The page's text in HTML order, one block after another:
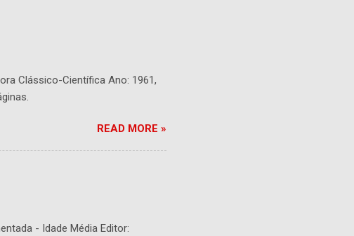
Clássico-Científica Ano: 1961,
READ MORE »
- Idade Média Editor: